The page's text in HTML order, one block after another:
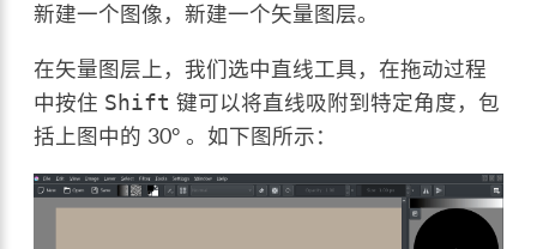
新建一个图像，新建一个矢量图层。
在矢量图层上，我们选中直线工具，在拖动过程
中按住 Shift 键可以将直线吸附到特定角度，包
括上图中的 30° 。如下图所示：